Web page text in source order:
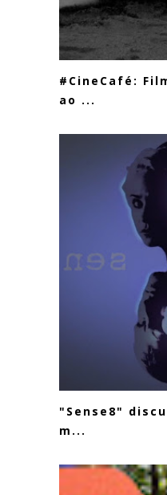
#CineCafé:
ao ...
"Sense8"
m...